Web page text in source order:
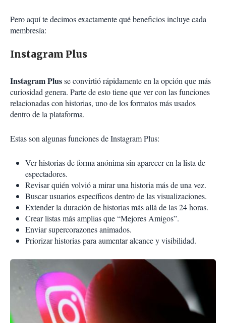
Pero aquí te decimos exactamente qué beneficios incluye cada
membresía:
Instagram Plus
Instagram Plusse convirtió rápidamente en la opción que más
curiosidad genera. Parte de esto tiene que ver con las funciones
relacionadas con historias, uno de los formatos más usados
dentro de la plataforma.
Estas son algunas funciones de Instagram Plus:
Ver historias de forma anónima sin aparecer en la lista de
espectadores.
Revisar quién volvió a mirar una historia más de una vez.
Buscar usuarios específicos dentro de las visualizaciones.
Extender la duración de historias más allá de las 24 horas.
Crear listas más amplias que “Mejores Amigos”.
Enviar supercorazones animados.
Priorizar historias para aumentar alcance y visibilidad.